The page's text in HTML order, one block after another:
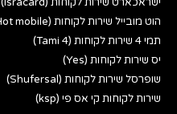
הוט מובייל שירות לקוחות (Hot mobile)
תמי 4 שירות לקוחות (Tami 4)
יס שירות לקוחות (Yes)
שופרסל שירות לקוחות (Shufersal)
שירות לקוחות קי אס פי (ksp)